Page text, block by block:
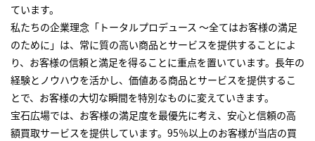
ています。
私たちの企業理念「トータルプロデュース ～全てはお客様の満足
のために」は、常に質の高い商品とサービスを提供することによ
り、お客様の信頼と満足を得ることに重点を置いています。長年の
経験とノウハウを活かし、価値ある商品とサービスを提供するこ
とで、お客様の大切な瞬間を特別なものに変えていきます。
宝石広場では、お客様の満足度を最優先に考え、安心と信頼の高
額買取サービスを提供しています。95％以上のお客様が当店の買